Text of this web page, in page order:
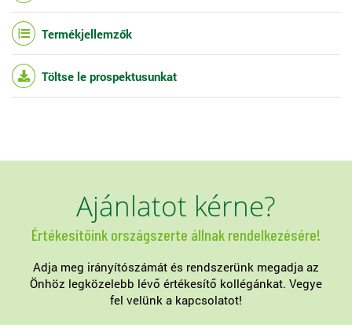
Termékjellemzők
Töltse le prospektusunkat
Ajánlatot kérne?
Értékesítőink országszerte állnak rendelkezésére!
Adja meg irányítószámát és rendszerünk megadja az
Önhöz legközelebb lévő értékesítő kollégánkat. Vegye
fel velünk a kapcsolatot!